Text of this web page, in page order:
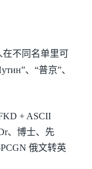
在不同名单里可
、“普京”、
+ ASCII
、博士、先
俄文转英